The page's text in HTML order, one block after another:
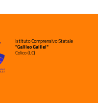
Istituto Comprensivo Statale
"Galileo Galilei"
Colico (LC)